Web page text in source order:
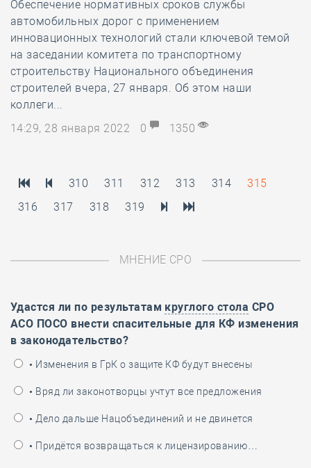
Обеспечение нормативных сроков службы
автомобильных дорог с применением
инновационных технологий стали ключевой темой
на заседании комитета по транспортному
строительству Национального объединения
строителей вчера, 27 января. Об этом наши
коллеги...
14:29, 28 января 2022
0 1350
310 311 312 313 314
315
316
317 318 319
МНЕНИЕ СРО
Удастся ли по результатам круглого стола СРО
АСО ПОСО внести спасительные для КФ изменения
в законодательство?
• Изменения в ГрК о защите КФ будут внесены
• Вряд ли законотворцы учтут все предложения
• Дело дальше Нацобъединений и не двинется
• Придётся возвращаться к лицензированию…